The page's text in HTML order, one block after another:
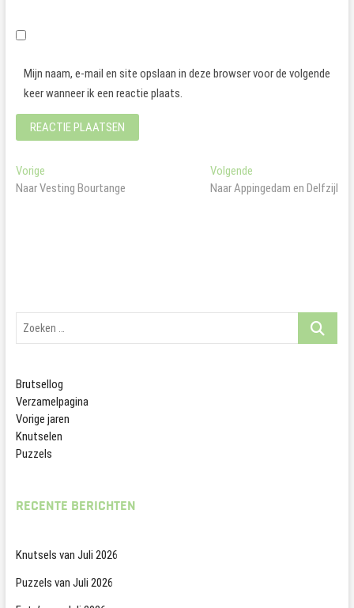
Mijn naam, e-mail en site opslaan in deze browser voor de volgende
keer wanneer ik een reactie plaats.
Bericht
navigatie
VorigeVorig
bericht:
Naar Vesting Bourtange
Volgende
bericht:
Naar Appingedam en Delfzijl
Zoeken
Brutsellog
Verzamelpagina
Vorige jaren
Knutselen
Puzzels
RECENTE BERICHTEN
Knutsels van Juli 2026
Puzzels van Juli 2026